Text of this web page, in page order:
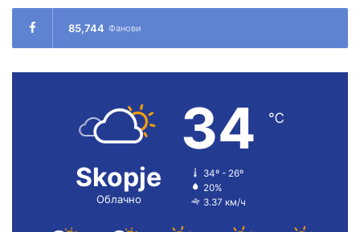
85,744 Фанови
Skopje
Облачно
34 ℃
34º - 26º
20%
3.37 км/ч